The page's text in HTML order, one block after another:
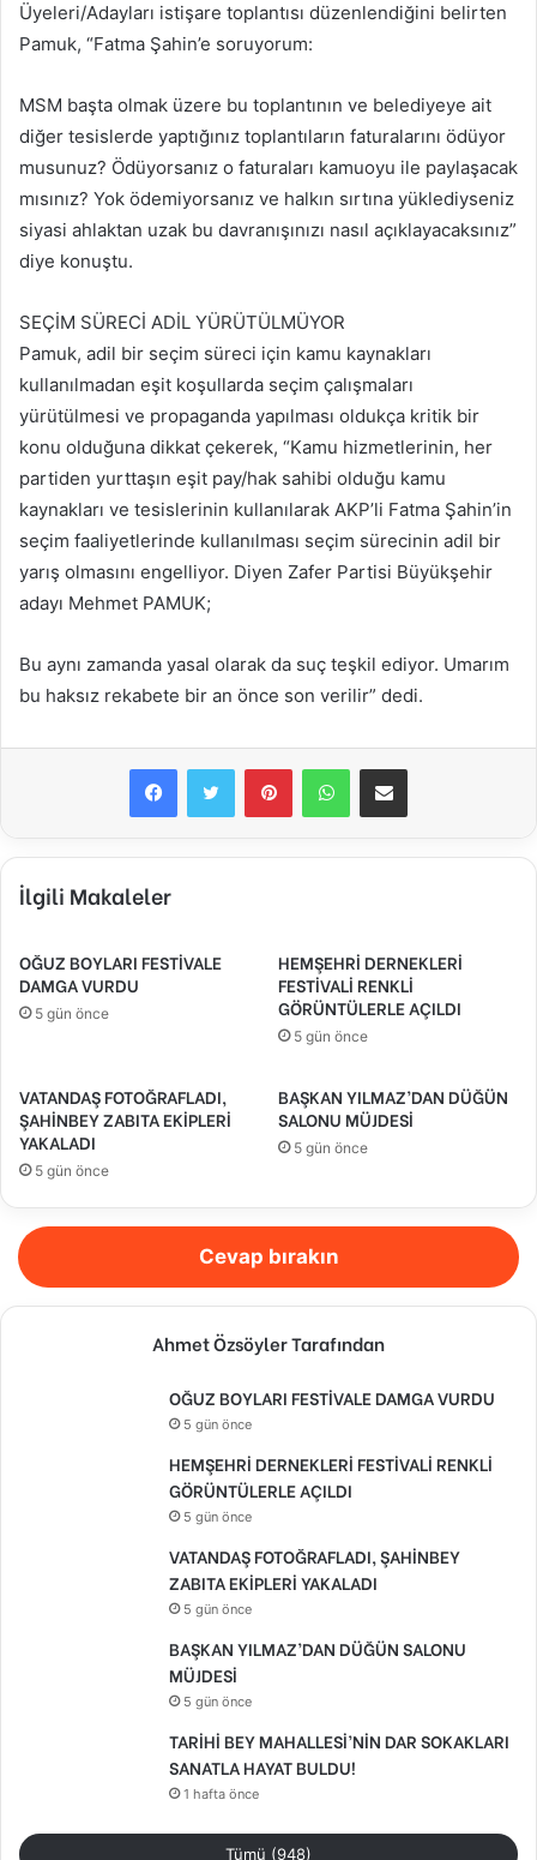
Üyeleri/Adayları istişare toplantısı düzenlendiğini belirten
Pamuk, “Fatma Şahin’e soruyorum:
MSM başta olmak üzere bu toplantının ve belediyeye ait
diğer tesislerde yaptığınız toplantıların faturalarını ödüyor
musunuz? Ödüyorsanız o faturaları kamuoyu ile paylaşacak
mısınız? Yok ödemiyorsanız ve halkın sırtına yüklediyseniz
siyasi ahlaktan uzak bu davranışınızı nasıl açıklayacaksınız”
diye konuştu.
SEÇİM SÜRECİ ADİL YÜRÜTÜLMÜYOR
Pamuk, adil bir seçim süreci için kamu kaynakları
kullanılmadan eşit koşullarda seçim çalışmaları
yürütülmesi ve propaganda yapılması oldukça kritik bir
konu olduğuna dikkat çekerek, “Kamu hizmetlerinin, her
partiden yurttaşın eşit pay/hak sahibi olduğu kamu
kaynakları ve tesislerinin kullanılarak AKP’li Fatma Şahin’in
seçim faaliyetlerinde kullanılması seçim sürecinin adil bir
yarış olmasını engelliyor. Diyen Zafer Partisi Büyükşehir
adayı Mehmet PAMUK;
Bu aynı zamanda yasal olarak da suç teşkil ediyor. Umarım
bu haksız rekabete bir an önce son verilir” dedi.
FacebookTwitter PinterestWhatsAppE-Posta ile paylaş
İlgili Makaleler
OĞUZ BOYLARI FESTİVALE
DAMGA VURDU
5 gün önce
HEMŞEHRİ DERNEKLERİ
FESTİVALİ RENKLİ
GÖRÜNTÜLERLE AÇILDI
5 gün önce
VATANDAŞ FOTOĞRAFLADI,
ŞAHİNBEY ZABITA EKİPLERİ
YAKALADI
5 gün önce
BAŞKAN YILMAZ’DAN DÜĞÜN
SALONU MÜJDESİ
5 gün önce
Cevap bırakın
Ahmet Özsöyler Tarafından
OĞUZ BOYLARI FESTİVALE DAMGA VURDU
5 gün önce
HEMŞEHRİ DERNEKLERİ FESTİVALİ RENKLİ
GÖRÜNTÜLERLE AÇILDI
5 gün önce
VATANDAŞ FOTOĞRAFLADI, ŞAHİNBEY
ZABITA EKİPLERİ YAKALADI
5 gün önce
BAŞKAN YILMAZ’DAN DÜĞÜN SALONU
MÜJDESİ
5 gün önce
TARİHİ BEY MAHALLESİ’NİN DAR SOKAKLARI
SANATLA HAYAT BULDU!
1 hafta önce
Tümü (948)